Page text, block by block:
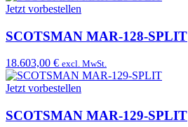
Jetzt vorbestellen
SCOTSMAN MAR-128-SPLIT
18.603,00 € excl. MwSt.
Jetzt vorbestellen
SCOTSMAN MAR-129-SPLIT